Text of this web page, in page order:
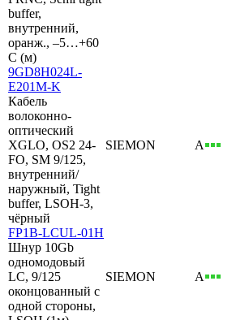
buffer,
внутренний,
оранж., –5…+60
C (м)
9GD8H024L-
E201M-K
Кабель
волоконно-
оптический
XGLO, OS2 24-
FO, SM 9/125,
внутренний/
наружный, Tight
buffer, LSOH-3,
чёрный
SIEMON А
FP1B-LCUL-01H
Шнур 10Gb
одномодовый
LC, 9/125
оконцованный с
одной стороны,
SIEMON А